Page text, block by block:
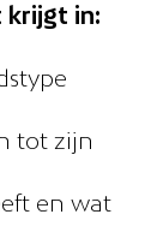
krijgt in:
tot zijn
en wat